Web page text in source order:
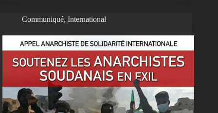
Communiqué, International